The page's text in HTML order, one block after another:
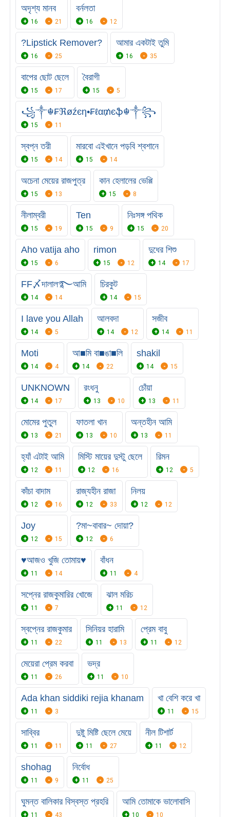
অদৃশ্য মানব
16 21
বর্নলতা
16 12
?Lipstick Remover?
16 25
আমার একটাই তুমি
16 35
বাপের ছোট ছেলে
15 17
বৈরাগী
15 5
꧁༒☬₣ℜøźєη•₣ℓα₥єֆ☬༒꧂
15 11
স্বপ্ন তরী
15 14
মারবো এইখানে পড়বি শ্বশানে
15 14
অচেনা মেয়ের রাজপুত্র
15 13
কান হেলালের ভেপ্পি
15 8
নীলাম্বরী
15 19
Ten
15 9
নিঃসঙ্গ পথিক
15 20
Aho vatija aho
15 6
rimon
15 12
দুধের শিশু
14 17
FF〆দালাল࿐আমি
14 14
চিরকুট
14 15
I lave you Allah
14 5
আলবদা
14 12
সজীব
14 11
Moti
14 4
আ■মি বা■ঙা■লি
14 22
shakil
14 15
UNKNOWN
14 17
রংধনু
13 10
চোঁয়া
13 11
মোমের পুতুল
13 21
ফাতলা খান
13 10
অন্তহীন আমি
13 11
হ্যাঁ এটাই আমি
12 11
মিস্টি মায়ের দুস্টু ছেলে
12 16
রিমন
12 5
কাঁচা বাদাম
12 16
রাজ্যহীন রাজা
12 33
নিলয়
12 12
Joy
12 15
?মা~বাবার~ দোয়া?
12 6
♥️আজও খুজি তোমায়♥️
11 14
বাঁধন
11 4
সপ্নের রাজকুমারির খোজে
11 7
ঝাল মরিচ
11 12
স্বপ্নের রাজকুমার
11 22
সিনিয়র হারামি
11 13
প্রেম বাবু
11 12
মেয়েরা প্রেম করবা
11 26
ভদ্র
11 10
Ada khan siddiki rejia khanam
11 3
খা বেশি করে খা
11 15
সাব্বির
11 11
দুষ্টু মিষ্টি ছেলে মেয়ে
11 27
নীল টিশার্ট
11 12
shohag
11 9
নির্বোধ
11 25
ঘুমন্ত বালিকার বিস্বস্ত প্রহরি
11 43
আমি তোমাকে ভালোবাসি
10 10